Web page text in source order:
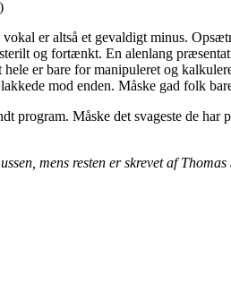
er altså et gevaldigt minus.
og fortænkt. En alenlang
er bare for manipuleret og
mod enden. Måske gad folk
program. Måske det svageste de
mens resten er skrevet af Thomas